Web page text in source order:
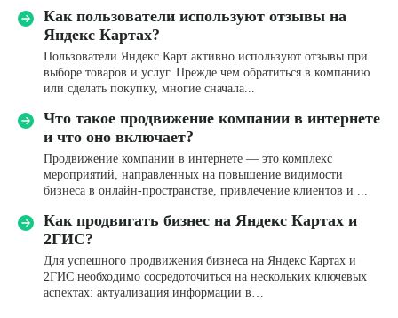
Как пользователи используют отзывы на
Яндекс Картах?
Пользователи Яндекс Карт активно используют отзывы при
выборе товаров и услуг. Прежде чем обратиться в компанию
или сделать покупку, многие сначала...
Что такое продвижение компании в интернете
и что оно включает?
Продвижение компании в интернете — это комплекс
мероприятий, направленных на повышение видимости
бизнеса в онлайн-пространстве, привлечение клиентов и ...
Как продвигать бизнес на Яндекс Картах и
2ГИС?
Для успешного продвижения бизнеса на Яндекс Картах и
2ГИС необходимо сосредоточиться на нескольких ключевых
аспектах: актуализация информации в…
Имя*
Название компании
Телефон*
+7
Комментарий